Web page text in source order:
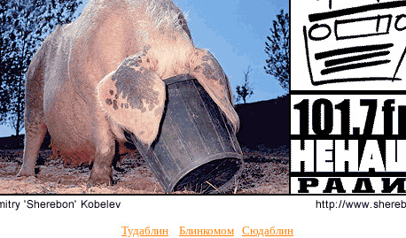
Тудаблин Блинкомом Сюдаблин